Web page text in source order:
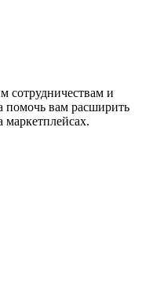
сотрудничествам и
помочь вам расширить